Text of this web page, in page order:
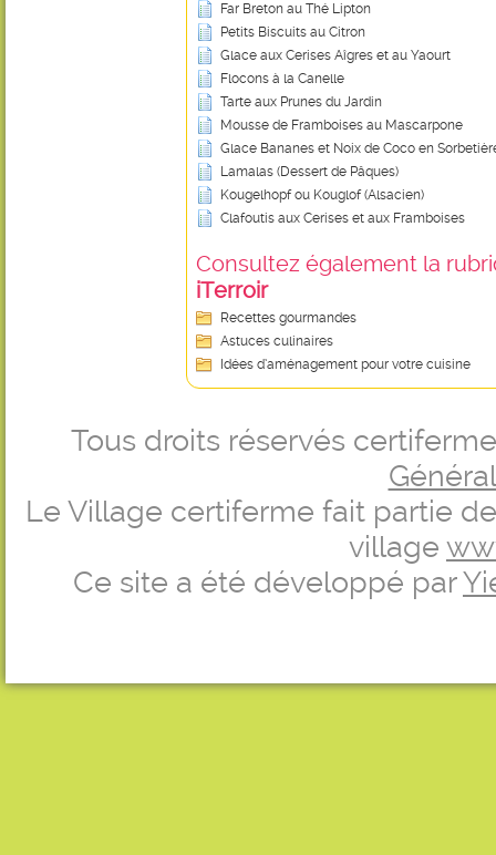
Far Breton au Thé Lipton
Petits Biscuits au Citron
Glace aux Cerises Aîgres et au Yaourt
Flocons à la Canelle
Tarte aux Prunes du Jardin
Mousse de Framboises au Mascarpone
Glace Bananes et Noix de Coco en
Lamalas (Dessert de Pâques)
Kougelhopf ou Kouglof (Alsacien)
Clafoutis aux Cerises et aux Framboises
Consultez également la
iTerroir
Recettes gourmandes
Astuces culinaires
Idées d’aménagement pour votre cuisine
Tous droits réservés
Le Village certiferme fait partie
village
Ce site a été développé par